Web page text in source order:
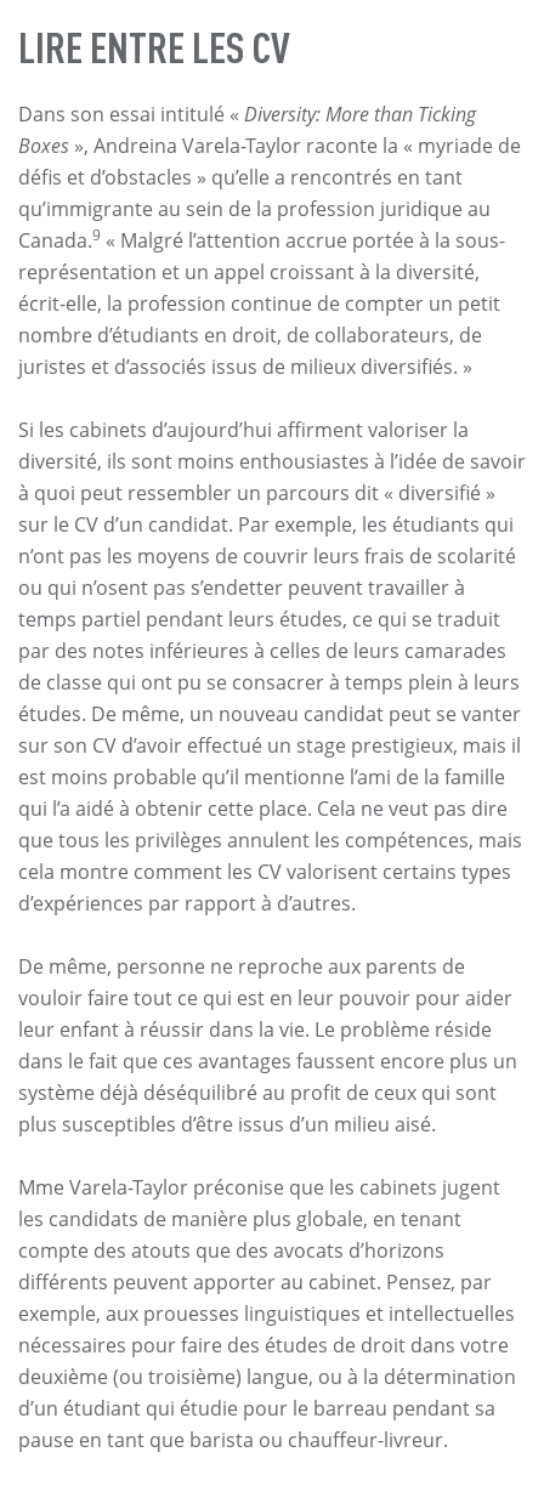
LIRE ENTRE LES CV
Dans son essai intitulé « Diversity: More than Ticking
Boxes », Andreina Varela-Taylor raconte la « myriade de
défis et d’obstacles » qu’elle a rencontrés en tant
qu’immigrante au sein de la profession juridique au
Canada.9 « Malgré l’attention accrue portée à la sous-
représentation et un appel croissant à la diversité,
écrit-elle, la profession continue de compter un petit
nombre d’étudiants en droit, de collaborateurs, de
juristes et d’associés issus de milieux diversifiés. »
Si les cabinets d’aujourd’hui affirment valoriser la
diversité, ils sont moins enthousiastes à l’idée de savoir
à quoi peut ressembler un parcours dit « diversifié »
sur le CV d’un candidat. Par exemple, les étudiants qui
n’ont pas les moyens de couvrir leurs frais de scolarité
ou qui n’osent pas s’endetter peuvent travailler à
temps partiel pendant leurs études, ce qui se traduit
par des notes inférieures à celles de leurs camarades
de classe qui ont pu se consacrer à temps plein à leurs
études. De même, un nouveau candidat peut se vanter
sur son CV d’avoir effectué un stage prestigieux, mais il
est moins probable qu’il mentionne l’ami de la famille
qui l’a aidé à obtenir cette place. Cela ne veut pas dire
que tous les privilèges annulent les compétences, mais
cela montre comment les CV valorisent certains types
d’expériences par rapport à d’autres.
De même, personne ne reproche aux parents de
vouloir faire tout ce qui est en leur pouvoir pour aider
leur enfant à réussir dans la vie. Le problème réside
dans le fait que ces avantages faussent encore plus un
système déjà déséquilibré au profit de ceux qui sont
plus susceptibles d’être issus d’un milieu aisé.
Mme Varela-Taylor préconise que les cabinets jugent
les candidats de manière plus globale, en tenant
compte des atouts que des avocats d’horizons
différents peuvent apporter au cabinet. Pensez, par
exemple, aux prouesses linguistiques et intellectuelles
nécessaires pour faire des études de droit dans votre
deuxième (ou troisième) langue, ou à la détermination
d’un étudiant qui étudie pour le barreau pendant sa
pause en tant que barista ou chauffeur-livreur.